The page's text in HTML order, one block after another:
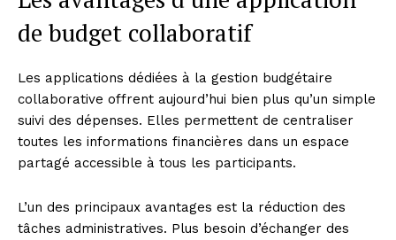
de budget collaboratif
Les applications dédiées à la gestion budgétaire
collaborative offrent aujourd’hui bien plus qu’un simple
suivi des dépenses. Elles permettent de centraliser
toutes les informations financières dans un espace
partagé accessible à tous les participants.
L’un des principaux avantages est la réduction des
tâches administratives. Plus besoin d’échanger des